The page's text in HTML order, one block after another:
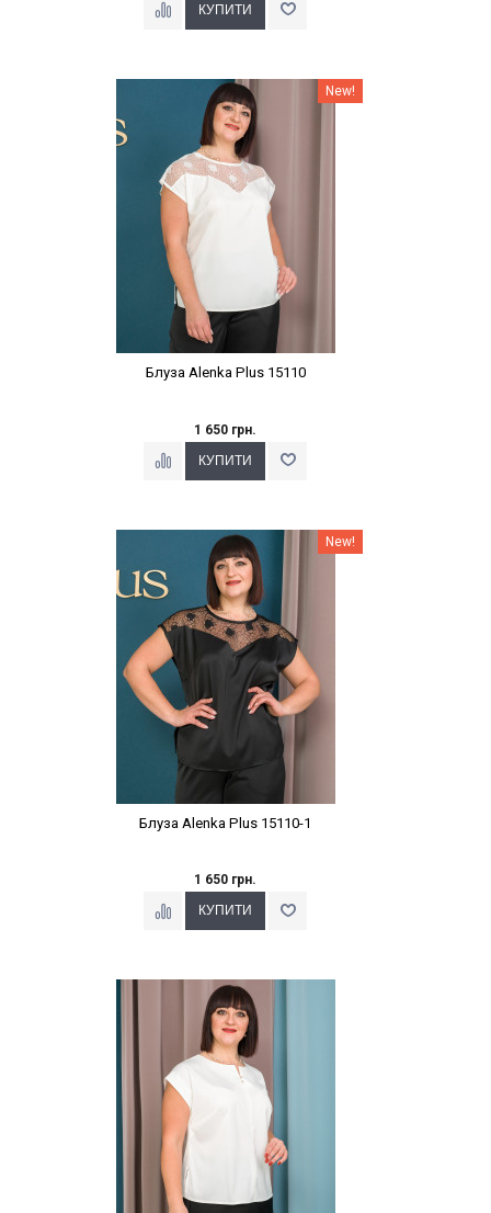
Наклейки Варіант з % New!
Блуза Alenka Plus 15110
1 650 грн.
Наклейки Варіант з % New!
Блуза Alenka Plus 15110-1
1 650 грн.
Наклейки Варіант з %